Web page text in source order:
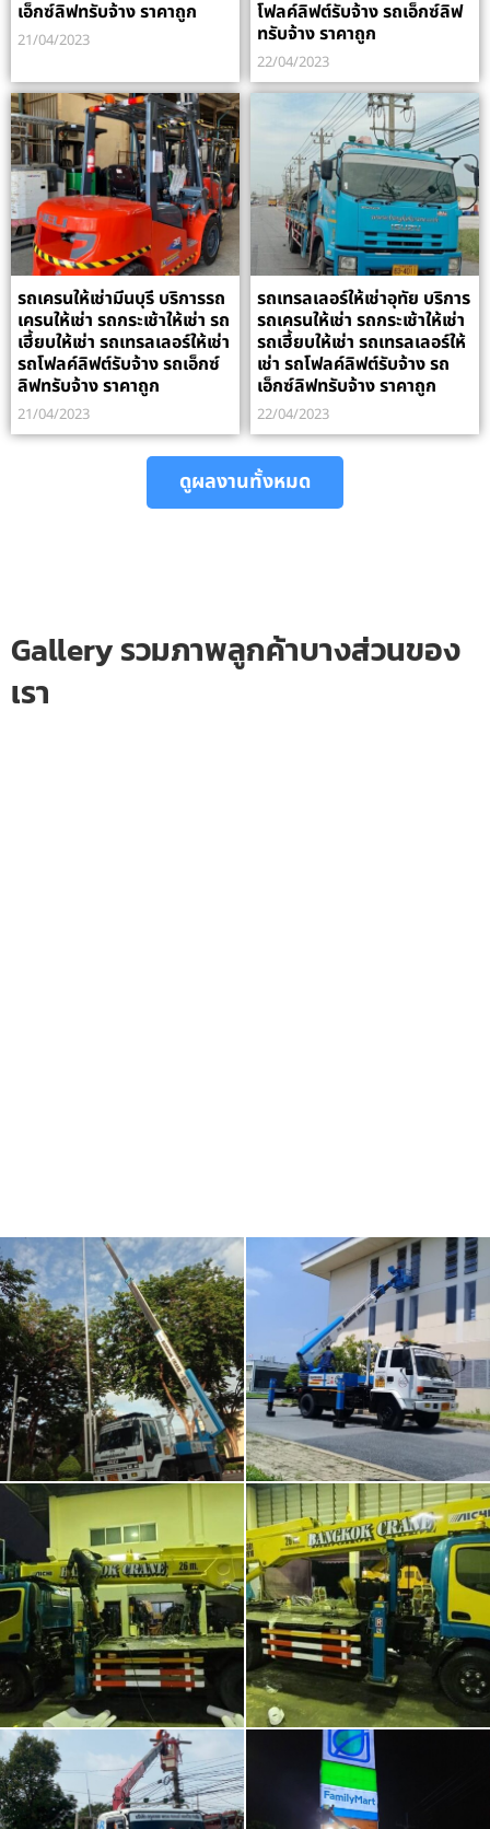
เอ็กซ์ลิฟทรับจ้าง ราคาถูก
21/04/2023
โฟลค์ลิฟต์รับจ้าง รถเอ็กซ์ลิฟ
ทรับจ้าง ราคาถูก
22/04/2023
รถเครนให้เช่ามีนบุรี บริการรถ
เครนให้เช่า รถกระเช้าให้เช่า รถ
เฮี้ยบให้เช่า รถเทรลเลอร์ให้เช่า
รถโฟลค์ลิฟต์รับจ้าง รถเอ็กซ์
ลิฟทรับจ้าง ราคาถูก
21/04/2023
รถเทรลเลอร์ให้เช่าอุทัย บริการ
รถเครนให้เช่า รถกระเช้าให้เช่า
รถเฮี้ยบให้เช่า รถเทรลเลอร์ให้
เช่า รถโฟลค์ลิฟต์รับจ้าง รถ
เอ็กซ์ลิฟทรับจ้าง ราคาถูก
22/04/2023
ดูผลงานทั้งหมด
Gallery รวมภาพลูกค้าบางส่วนของ
เรา